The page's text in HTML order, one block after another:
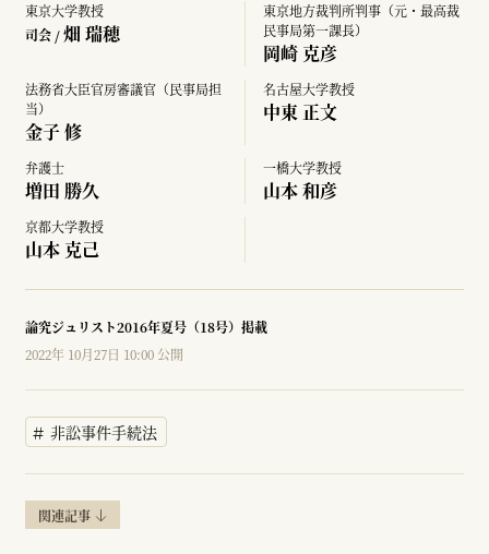
東京大学教授
司会 /畑 瑞穂
東京地方裁判所判事（元・最高裁
民事局第一課長）
岡崎 克彦
法務省大臣官房審議官（民事局担
当）
金子 修
名古屋大学教授
中東 正文
弁護士
増田 勝久
一橋大学教授
山本 和彦
京都大学教授
山本 克己
論究ジュリスト2016年夏号（18号）掲載
2022年 10月27日 10:00 公開
非訟事件手続法
関連記事